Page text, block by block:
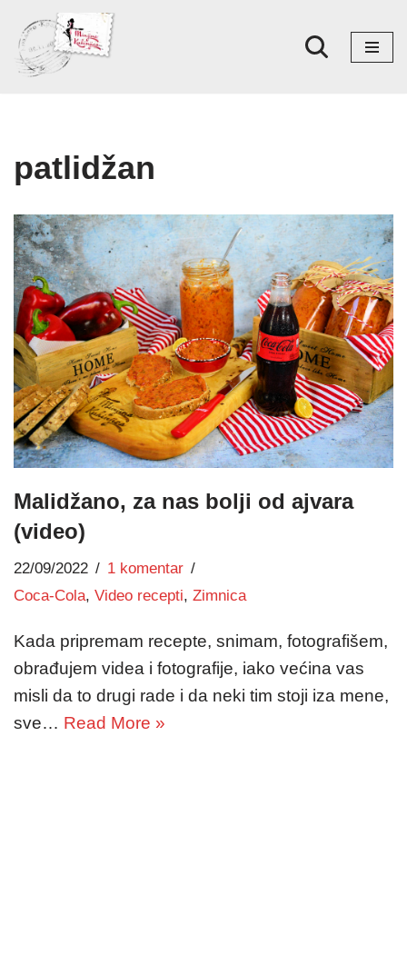
Skoči
na
patlidžan
Malidžano, za nas bolji od ajvara
(video)
22/09/2022
1 komentar
Coca-Cola, Video recepti, Zimnica
Kada pripremam recepte, snimam, fotografišem,
obrađujem videa i fotografije, iako većina vas
misli da to drugi rade i da neki tim stoji iza mene,
sve… Read More »